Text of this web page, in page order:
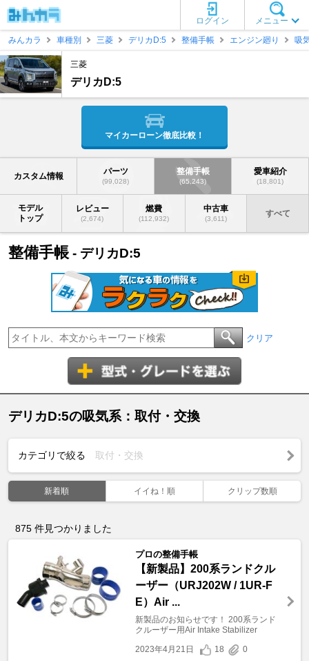
メニュー
ログイン
みんカラ
車種別 三菱 デリカD:5 整備手帳 エンジン廻り 吸
三菱
デリカD:5
マイカーローン徹底比較！
カスタム情報 パーツ
(99,028)
整備手帳
(65,243)
愛車紹介
(18,801)
モデル
トップ
レビュー
(2,674)
燃費
(112,932)
中古車
(3,611)
すべて
整備手帳 - デリカD:5
クリア
デリカD:5の吸気系：取付・交換
カテゴリで絞る 取付・交換
新着順 イイね！順 クリップ数順
875 件見つかりました
プロの整備手帳
【新製品】200系ランドクル
ーザー（URJ202W / 1UR-F
E）Air ...
新製品のお知らせです！ 200系ランド
クルーザー用Air Intake Stabilizer
2023年4月21日
18 0